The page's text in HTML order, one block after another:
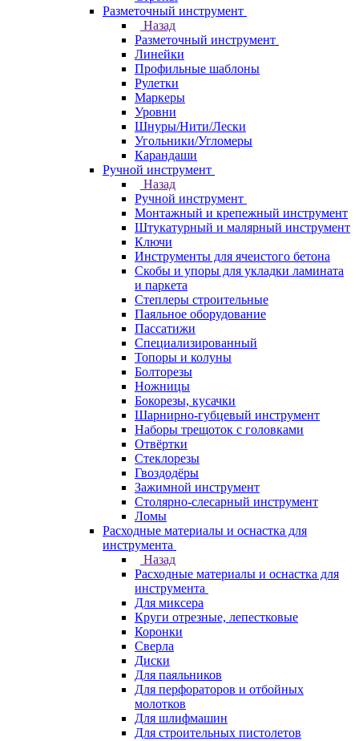
Разметочный инструмент
Назад
Разметочный инструмент
Линейки
Профильные шаблоны
Рулетки
Маркеры
Уровни
Шнуры/Нити/Лески
Угольники/Угломеры
Карандаши
Ручной инструмент
Назад
Ручной инструмент
Монтажный и крепежный инструмент
Штукатурный и малярный инструмент
Ключи
Инструменты для ячеистого бетона
Скобы и упоры для укладки ламината
и паркета
Степлеры строительные
Паяльное оборудование
Пассатижи
Специализированный
Топоры и колуны
Болторезы
Ножницы
Бокорезы, кусачки
Шарнирно-губцевый инструмент
Наборы трещоток с головками
Отвёртки
Стеклорезы
Гвоздодёры
Зажимной инструмент
Столярно-слесарный инструмент
Ломы
Расходные материалы и оснастка для
инструмента
Назад
Расходные материалы и оснастка для
инструмента
Для миксера
Круги отрезные, лепестковые
Коронки
Сверла
Диски
Для паяльников
Для перфораторов и отбойных
молотков
Для шлифмашин
Для строительных пистолетов